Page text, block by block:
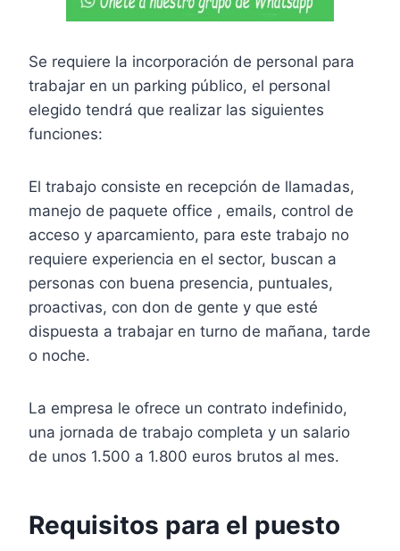
Se requiere la incorporación de personal para
trabajar en un parking público, el personal
elegido tendrá que realizar las siguientes
funciones:
El trabajo consiste en recepción de llamadas,
manejo de paquete office , emails, control de
acceso y aparcamiento, para este trabajo no
requiere experiencia en el sector, buscan a
personas con buena presencia, puntuales,
proactivas, con don de gente y que esté
dispuesta a trabajar en turno de mañana, tarde
o noche.
La empresa le ofrece un contrato indefinido,
una jornada de trabajo completa y un salario
de unos 1.500 a 1.800 euros brutos al mes.
Requisitos para el puesto